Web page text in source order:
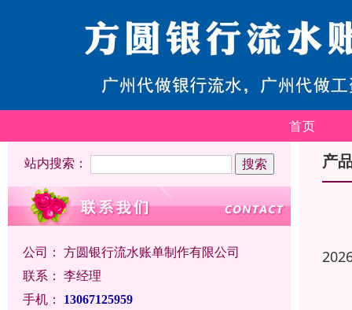
首页
站内搜索：
公司： 方圆银行流水账单制作有限公司
联系： 李经理
手机：
13067125959
产